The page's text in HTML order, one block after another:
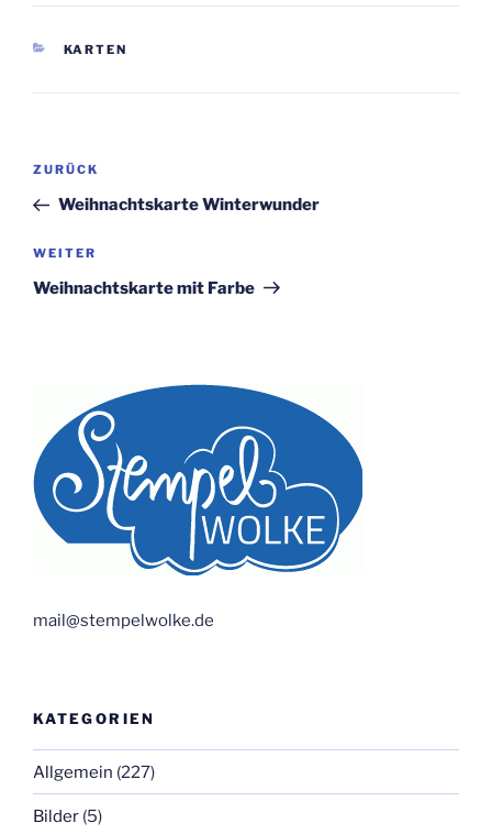
KATEGORIEN
KARTEN
Beitragsnavigation
Vorheriger
Beitrag
ZURÜCK
Weihnachtskarte Winterwunder
Nächster
Beitrag
WEITER
Weihnachtskarte mit Farbe
mail@stempelwolke.de
KATEGORIEN
Allgemein (227)
Bilder (5)